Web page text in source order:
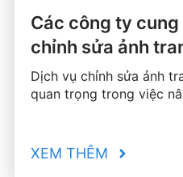
Các công ty
chỉnh sửa ảnh
Dịch vụ chỉnh sửa ảnh
quan trọng trong việc
XEM THÊM